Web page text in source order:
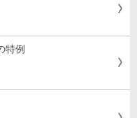
特例